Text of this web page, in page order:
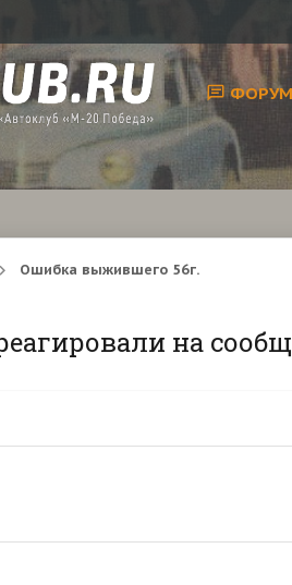
ФОРУМ
Ошибка выжившего 56г.
на